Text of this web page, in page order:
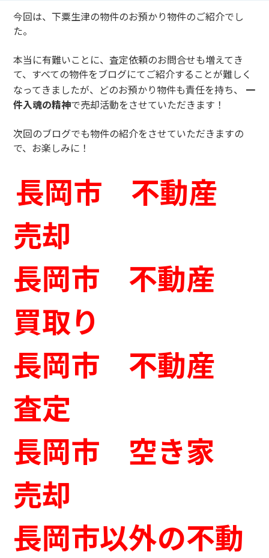
今回は、下粟生津の物件のお預かり物件のご紹介でし
た。
本当に有難いことに、査定依頼のお問合せも増えてき
て、すべての物件をブログにてご紹介することが難しく
なってきましたが、どのお預かり物件も責任を持ち、
一
件入魂の精神で売却活動をさせていただきます！
次回のブログでも物件の紹介をさせていただきますの
で、お楽しみに！
長岡市 不動産
売却
長岡市 不動産
買取り
長岡市 不動産
査定
長岡市 空き家
売却
長岡市以外の不動